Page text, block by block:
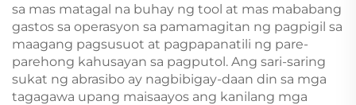
sa mas matagal na buhay ng tool at mas mababang
gastos sa operasyon sa pamamagitan ng pagpigil sa
maagang pagsusuot at pagpapanatili ng pare-
parehong kahusayan sa pagputol. Ang sari-saring
sukat ng abrasibo ay nagbibigay-daan din sa mga
tagagawa upang maisaayos ang kanilang mga